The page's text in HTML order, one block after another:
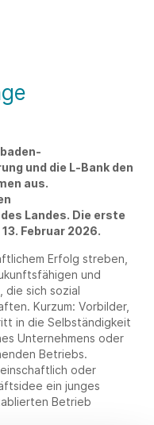
und die L‑Bank den
aus.
Landes. Die erste
Februar 2026.
Erfolg streben,
und
die sich sozial
Kurzum: Vorbilder,
in die Selbständigkeit
Unternehmens oder
Betriebs.
oder
ein junges
Betrieb